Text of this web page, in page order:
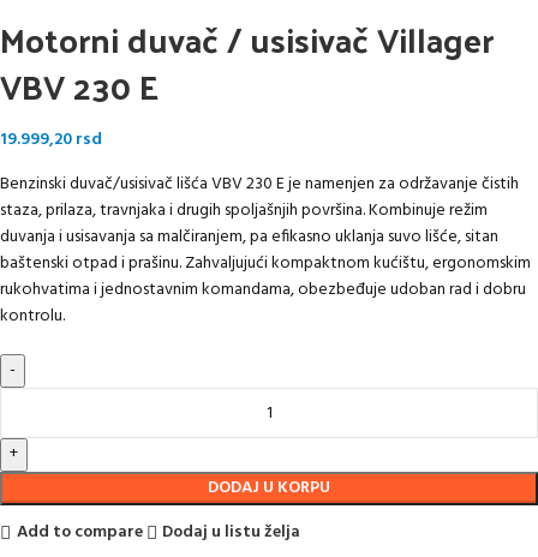
Motorni duvač / usisivač Villager
VBV 230 E
19.999,20rsd
Benzinski duvač/usisivač lišća VBV 230 E je namenjen za održavanje čistih
staza, prilaza, travnjaka i drugih spoljašnjih površina. Kombinuje režim
duvanja i usisavanja sa malčiranjem, pa efikasno uklanja suvo lišće, sitan
baštenski otpad i prašinu. Zahvaljujući kompaktnom kućištu, ergonomskim
rukohvatima i jednostavnim komandama, obezbeđuje udoban rad i dobru
kontrolu.
DODAJ U KORPU
Add to compare
Dodaj u listu želja